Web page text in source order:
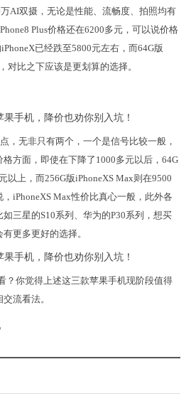
AI双摄，无论是性能、流畅度、拍照均有
Plus价格还在6200多元，可以说价格
已经跌至5800元左右，而64G版
对比之下应该是更划算的选择。
，无非只有两个，一个是信号比较一般，
方面，即使在下降了1000多元以后，64G
以上，而256G版iPhoneXS Max则在9500
iPhoneXS Max性价比真心一般，此外各
三星的S10系列、华为的P30系列，想买
更多更好的选择。
？你觉得上述这三款苹果手机现阶段值得
流看法。